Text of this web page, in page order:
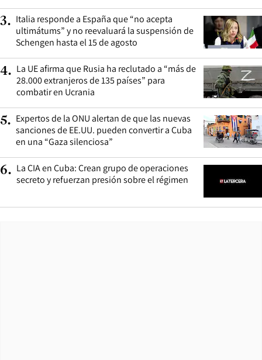
3. Italia responde a España que “no acepta
ultimátums” y no reevaluará la suspensión de
Schengen hasta el 15 de agosto
4. La UE afirma que Rusia ha reclutado a “más de
28.000 extranjeros de 135 países” para
combatir en Ucrania
5. Expertos de la ONU alertan de que las nuevas
sanciones de EE.UU. pueden convertir a Cuba
en una “Gaza silenciosa”
6. La CIA en Cuba: Crean grupo de operaciones
secreto y refuerzan presión sobre el régimen